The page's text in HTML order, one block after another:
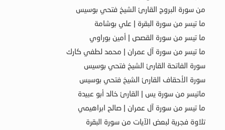
من سورة البروج القارئ الشيخ فتحي بوسيس
ما تيسر من سورة البقرة | علي بوشامة
ما تيسر من سورة القصص | أمين بوراوي
ما تيسر من سورة آل عمران | محمد لطفي كارك
سورة الفاتحة القارئ الشيخ فتحي بوسيس
سورة الأحقاف القارئ الشيخ فتحي بوسيس
ماتيسر من سورة يس | القارئ خالد أبو عبيدة
ما تيسر من سورة آل عمران | صالح ابراهيمي
تلاوة فجرية لبعض الآيات من سورة البقرة